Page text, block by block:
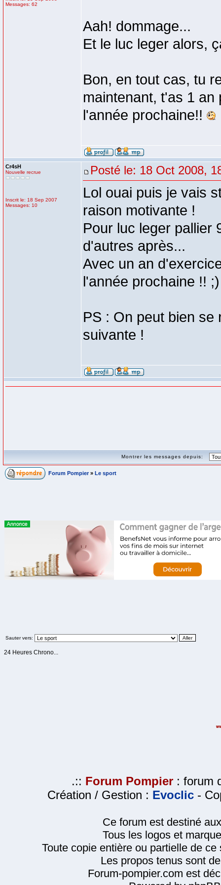
Messages: 62
Aah! dommage...
Et le luc leger alors,
Bon, en tout cas, tu
maintenant, t'as 1
l'année prochaine!!
Cr4sH
Nouvelle recrue
Inscrit le: 18 Sep 2007
Messages: 10
Posté le: 18 Oct 2008,
Lol ouai puis je vais
raison motivante !
Pour luc leger pallier
d'autres après...
Avec un an
l'année prochaine !! ;)
PS : On peut bien
suivante !
Montrer les messages depuis:
Forum Pompier » Le sport
Sauter vers:
24 Heures Chrono...
.:: Forum Pompier : forum
Création / Gestion : Evoclic -
Ce forum est destiné
Tous les logos et
Toute copie entière ou partielle de
Les propos tenus sont
Forum-pompier.com est